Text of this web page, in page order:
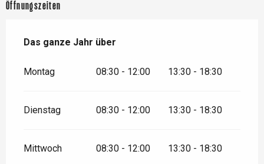
Öffnungszeiten
Das ganze Jahr über
Das ganze Jahr über
Montag 08:30 - 12:00 13:30 - 18:30
Dienstag 08:30 - 12:00 13:30 - 18:30
Mittwoch 08:30 - 12:00 13:30 - 18:30